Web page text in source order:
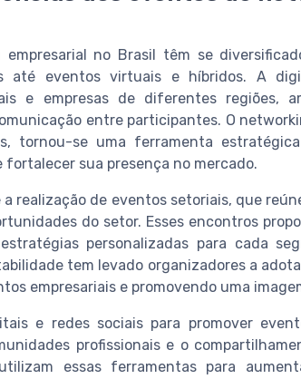
no Brasil têm se
até eventos virtuais e híbridos. A
e empresas de diferentes regiões,
entre participantes. O
tornou-se uma ferramenta
sua presença no mercado.
realização de eventos setoriais, que
do setor. Esses encontros
personalizadas para cada
tem levado organizadores a
empresariais e promovendo uma
e redes sociais para promover
profissionais e o
essas ferramentas para